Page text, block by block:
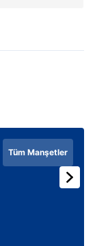
Tüm Manşetler